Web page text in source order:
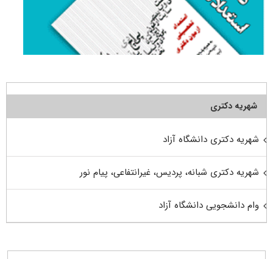
شهریه دکتری
شهریه دکتری دانشگاه آزاد
شهریه دکتری شبانه، پردیس، غیرانتفاعی، پیام نور
وام دانشجویی دانشگاه آزاد